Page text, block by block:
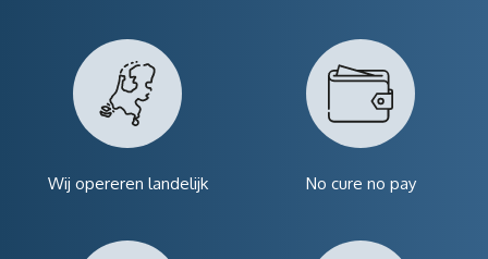
Wij opereren landelijk No cure no pay